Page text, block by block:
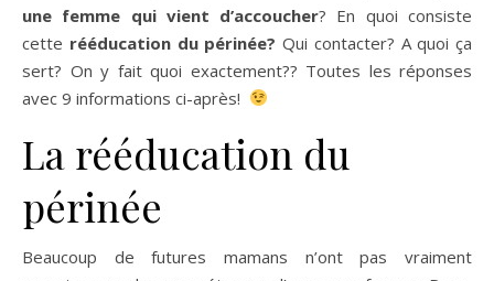
une femme qui vient d’accoucher? En quoi consiste
cette rééducation du périnée? Qui contacter? A quoi ça
sert? On y fait quoi exactement?? Toutes les réponses
avec 9 informations ci-après!
La rééducation du
périnée
Beaucoup de futures mamans n’ont pas vraiment